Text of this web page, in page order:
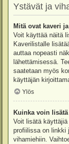
Ystävät ja
Mitä ovat kaveri
Voit käyttää näitä
Kaverilistalle
auttaa nopeasti
lähettämisessä.
saatetaan myös
käyttäjän
Ylös
Kuinka voin
Voit lisätä
profiilissa on linkki
vihamiehiin.